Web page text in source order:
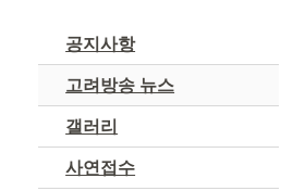
공지사항
고려방송 뉴스
갤러리
사연접수